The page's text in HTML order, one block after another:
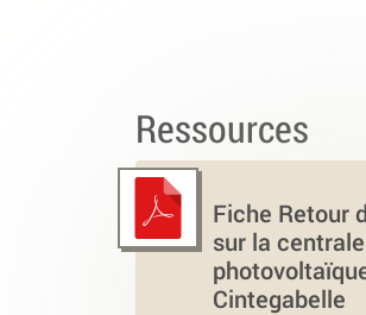
Ressources
Fiche Retour
sur la centrale
Cintegabelle